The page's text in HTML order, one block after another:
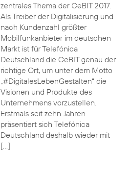
zentrales Thema der CeBIT 2017.
Als Treiber der Digitalisierung und
nach Kundenzahl größter
Mobilfunkanbieter im deutschen
Markt ist für Telefónica
Deutschland die CeBIT genau der
richtige Ort, um unter dem Motto
„#DigitalesLebenGestalten“ die
Visionen und Produkte des
Unternehmens vorzustellen.
Erstmals seit zehn Jahren
präsentiert sich Telefónica
Deutschland deshalb wieder mit
[…]